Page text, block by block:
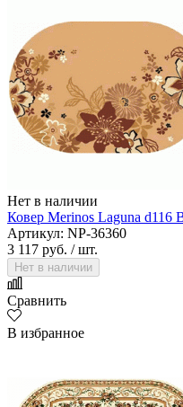
Нет в наличии
Ковер Merinos Laguna d116
Артикул: NP-36360
3 117 руб. / шт.
Нет в наличии
Сравнить
В избранное